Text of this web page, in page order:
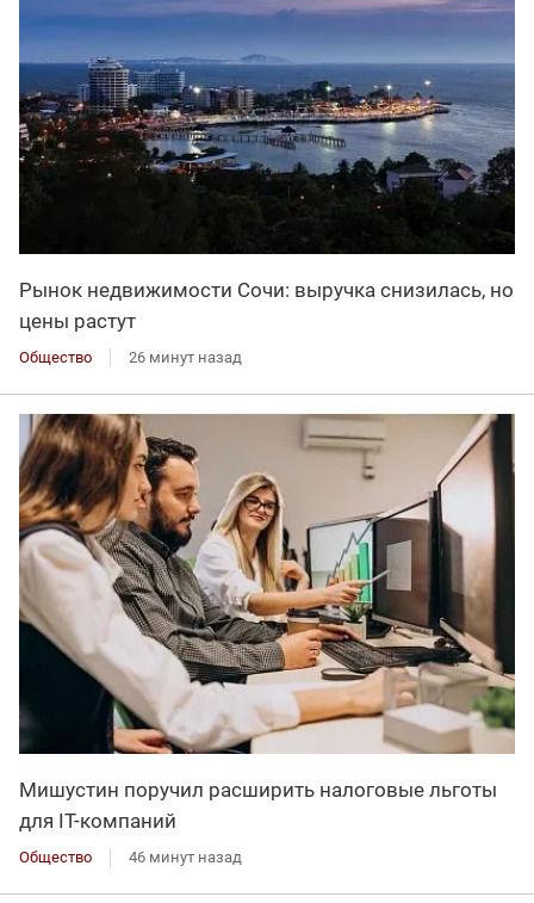
Рынок недвижимости Сочи: выручка снизилась, но
цены растут
Общество 26 минут назад
Мишустин поручил расширить налоговые льготы
для IT-компаний
Общество 46 минут назад